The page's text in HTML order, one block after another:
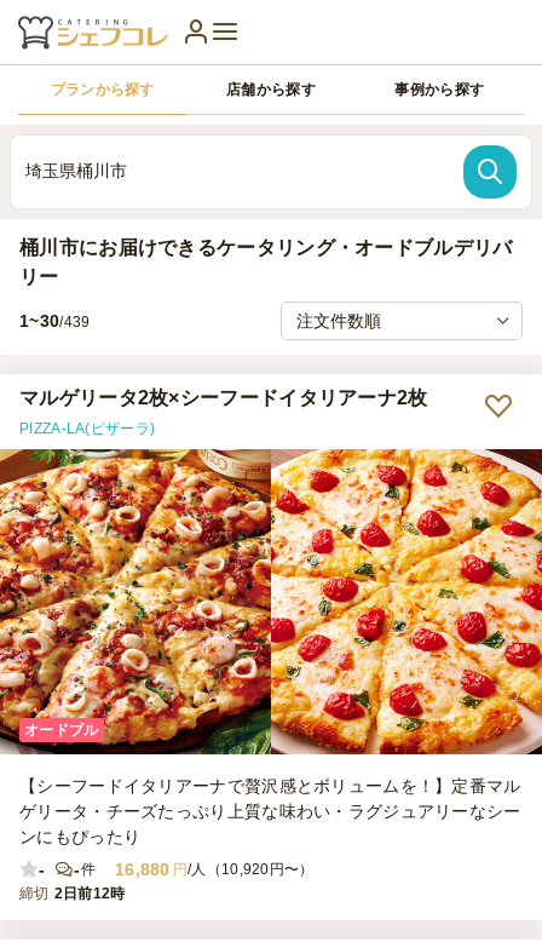
プランから探す 店舗から探す 事例から探す
埼玉県桶川市
桶川市にお届けできるケータリング・オードブルデリバ
リー
1~30/439
マルゲリータ2枚×シーフードイタリアーナ2枚
PIZZA-LA(ピザーラ)
オードブル
【シーフードイタリアーナで贅沢感とボリュームを！】定番マル
ゲリータ・チーズたっぷり上質な味わい・ラグジュアリーなシー
ンにもぴったり
-
-件 16,880 円/人（10,920円〜）
締切 2日前12時